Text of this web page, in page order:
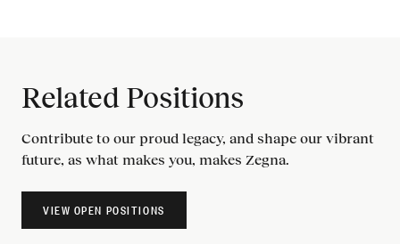
Related Positions
Contribute to our proud legacy, and shape our vibrant
future, as what makes you, makes Zegna.
VIEW OPEN POSITIONS